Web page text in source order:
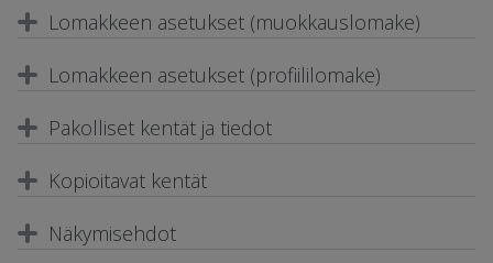
Lomakkeen asetukset (muokkauslomake)
Lomakkeen asetukset (profiililomake)
Pakolliset kentät ja tiedot
Kopioitavat kentät
Näkymisehdot